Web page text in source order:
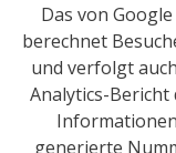
Das von
berechnet
und verfolgt
Analytics-Bericht
generierte